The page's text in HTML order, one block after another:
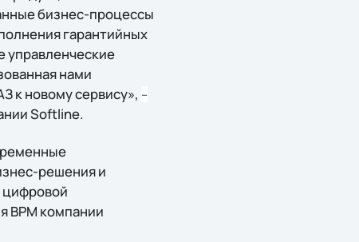
бизнес-процессы
гарантийных
управленческие
нами
к новому сервису», –
Softline.
решения и
цифровой
BPM компании